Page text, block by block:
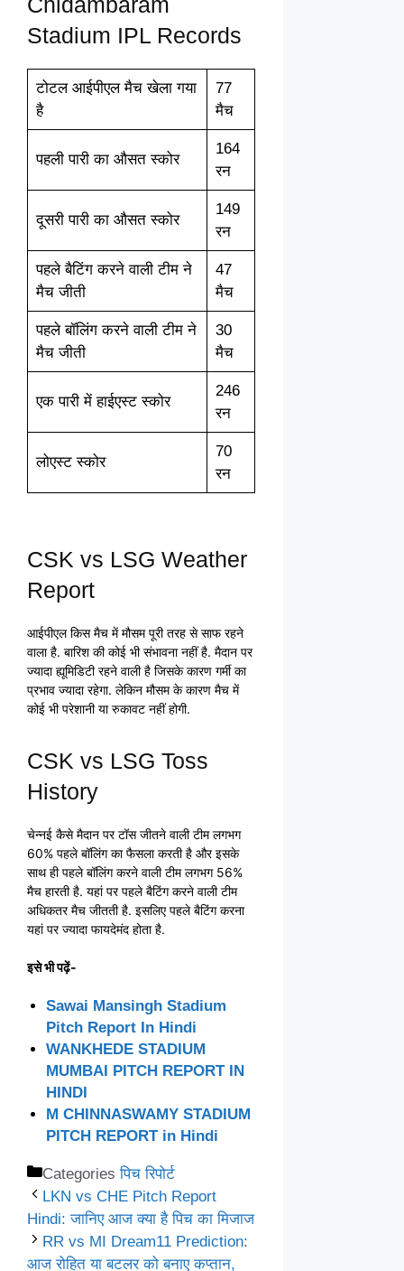
Stadium IPL Records
टोटल आईपीएल मैच खेला गया
है
77
मैच
पहली पारी का औसत स्कोर
164
रन
दूसरी पारी का औसत स्कोर
149
रन
पहले बैटिंग करने वाली टीम ने
मैच जीती
47
मैच
पहले बॉलिंग करने वाली टीम ने
मैच जीती
30
मैच
एक पारी में हाईएस्ट स्कोर
246
रन
लोएस्ट स्कोर
70
रन
CSK vs LSG Weather
Report
आईपीएल किस मैच में मौसम पूरी तरह से साफ रहने
वाला है. बारिश की कोई भी संभावना नहीं है. मैदान पर
ज्यादा ह्यूमिडिटी रहने वाली है जिसके कारण गर्मी का
प्रभाव ज्यादा रहेगा. लेकिन मौसम के कारण मैच में
कोई भी परेशानी या रुकावट नहीं होगी.
CSK vs LSG Toss
History
चेन्नई कैसे मैदान पर टॉस जीतने वाली टीम लगभग
60% पहले बॉलिंग का फैसला करती है और इसके
साथ ही पहले बॉलिंग करने वाली टीम लगभग 56%
मैच हारती है. यहां पर पहले बैटिंग करने वाली टीम
अधिकतर मैच जीतती है. इसलिए पहले बैटिंग करना
यहां पर ज्यादा फायदेमंद होता है.
इसे भी पढ़ें-
Sawai Mansingh Stadium
Pitch Report In Hindi
WANKHEDE STADIUM
MUMBAI PITCH REPORT IN
HINDI
M CHINNASWAMY STADIUM
PITCH REPORT in Hindi
Categoriesपिच रिपोर्ट
LKN vs CHE Pitch Report
Hindi: जानिए आज क्या है पिच का मिजाज
RR vs MI Dream11 Prediction:
आज रोहित या बटलर को बनाए कप्तान,